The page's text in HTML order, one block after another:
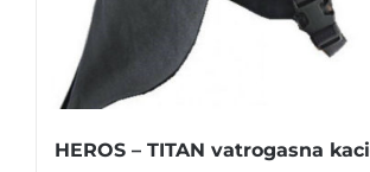
HEROS – TITAN vatrogasna